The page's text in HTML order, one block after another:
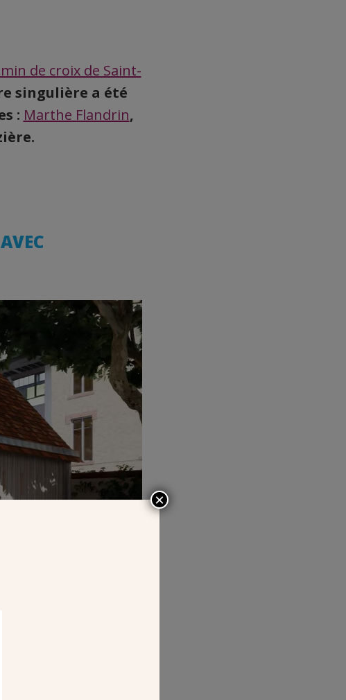
de croix de Saint-
singulière a été
: Marthe Flandrin,
C’est le premier
du Village.
×